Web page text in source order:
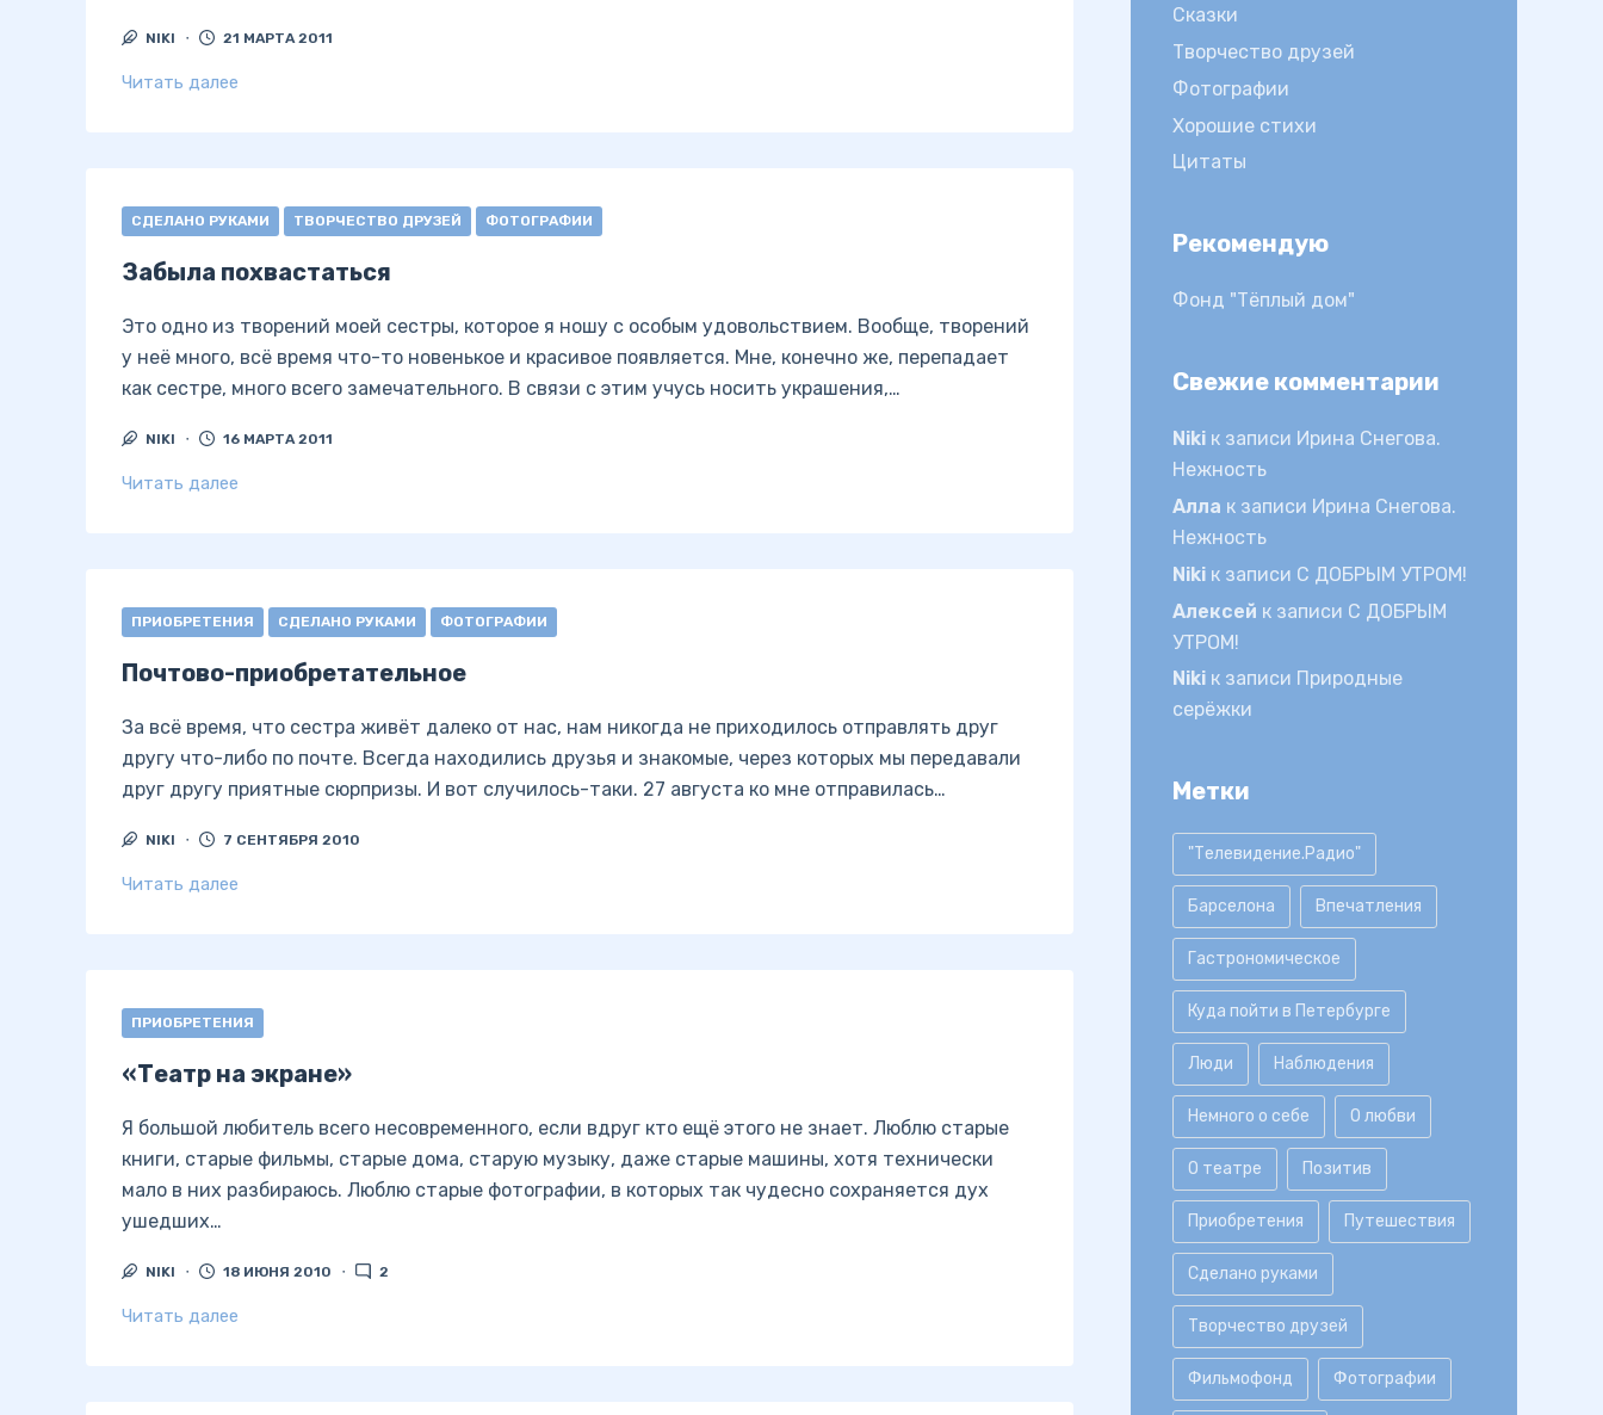
NIKI 21 МАРТА 2011
Читать далее
СДЕЛАНО РУКАМИ ТВОРЧЕСТВО ДРУЗЕЙ ФОТОГРАФИИ
Забыла похвастаться
Это одно из творений моей сестры, которое я ношу с особым удовольствием. Вообще, творений
у неё много, всё время что-то новенькое и красивое появляется. Мне, конечно же, перепадает
как сестре, много всего замечательного. В связи с этим учусь носить украшения,…
NIKI 16 МАРТА 2011
Читать далее
ПРИОБРЕТЕНИЯ СДЕЛАНО РУКАМИ ФОТОГРАФИИ
Почтово-приобретательное
За всё время, что сестра живёт далеко от нас, нам никогда не приходилось отправлять друг
другу что-либо по почте. Всегда находились друзья и знакомые, через которых мы передавали
друг другу приятные сюрпризы. И вот случилось-таки. 27 августа ко мне отправилась…
NIKI 7 СЕНТЯБРЯ 2010
Читать далее
ПРИОБРЕТЕНИЯ
«Театр на экране»
Я большой любитель всего несовременного, если вдруг кто ещё этого не знает. Люблю старые
книги, старые фильмы, старые дома, старую музыку, даже старые машины, хотя технически
мало в них разбираюсь. Люблю старые фотографии, в которых так чудесно сохраняется дух
ушедших…
NIKI 18 ИЮНЯ 2010 2
Читать далее
Сказки
Творчество друзей
Фотографии
Хорошие стихи
Цитаты
Рекомендую
Фонд "Тёплый дом"
Свежие комментарии
Niki к записи Ирина Снегова.
Нежность
Алла к записи Ирина Снегова.
Нежность
Niki к записи С ДОБРЫМ УТРОМ!
Алексей к записи С ДОБРЫМ
УТРОМ!
Niki к записи Природные
серёжки
Метки
"Телевидение.Радио"
Барселона Впечатления
Гастрономическое
Куда пойти в Петербурге
Люди Наблюдения
Немного о себе О любви
О театре Позитив
Приобретения Путешествия
Сделано руками
Творчество друзей
Фильмофонд Фотографии